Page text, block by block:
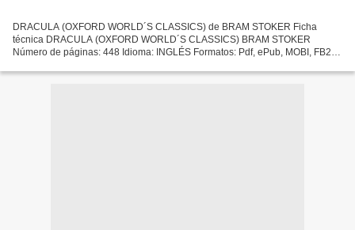
DRACULA (OXFORD WORLD´S CLASSICS) de BRAM STOKER Ficha
técnica DRACULA (OXFORD WORLD´S CLASSICS) BRAM STOKER
Número de páginas: 448 Idioma: INGLÉS Formatos: Pdf, ePub, MOBI, FB2
edición: 2011...